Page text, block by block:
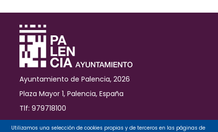
Ayuntamiento de Palencia, 2026
Plaza Mayor 1, Palencia, España
Tlf: 979718100
Contacto
Utilizamos una selección de cookies propias y de terceros en las páginas de